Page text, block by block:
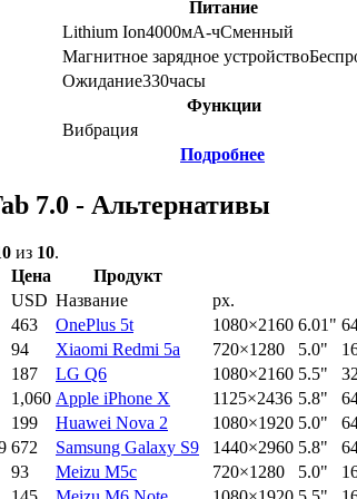
Питание
Lithium Ion4000мА-чСменный
Магнитное зарядное устройство
Ожидание330часы
Функции
Вибрация
Подробнее
7.0 - Альтернативы
из 10.
Цена
Продукт
USD Название px.
463 OnePlus 5t 1080×2160 6.01"
94
Xiaomi Redmi 5a 720×1280 5.0"
187
LG Q6 1080×2160 5.5"
1,060 Apple iPhone X 1125×2436 5.8"
199
Huawei Nova 2 1080×1920 5.0"
672
Samsung Galaxy S9 1440×2960 5.8"
93
Meizu M5c 720×1280 5.0"